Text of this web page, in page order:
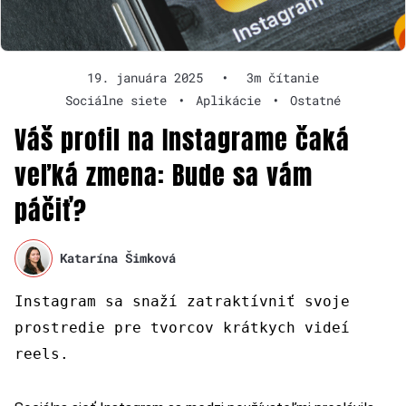
19. januára 2025 •
3m čítanie
Sociálne siete
• Aplikácie • Ostatné
Váš profil na Instagrame čaká
veľká zmena: Bude sa vám
páčiť?
Katarína Šimková
Instagram sa snaží zatraktívniť svoje
prostredie pre tvorcov krátkych videí
reels.